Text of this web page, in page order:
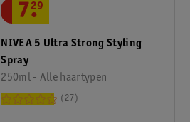
NIVEA 5 Ultra Strong Styling
Spray
250ml - Alle haartypen
7.
29
27